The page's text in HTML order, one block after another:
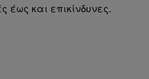
έως και επικίνδυνες.